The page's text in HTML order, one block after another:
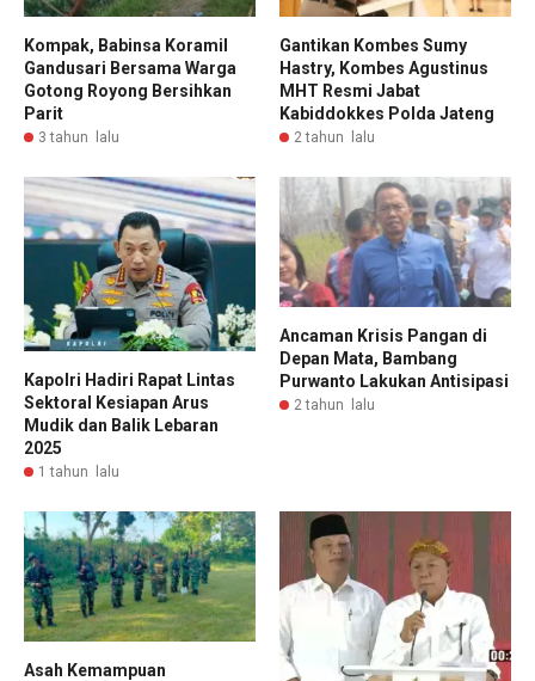
Kompak, Babinsa Koramil
Gandusari Bersama Warga
Gotong Royong Bersihkan
Parit
3 tahun lalu
Gantikan Kombes Sumy
Hastry, Kombes Agustinus
MHT Resmi Jabat
Kabiddokkes Polda Jateng
2 tahun lalu
Kapolri Hadiri Rapat Lintas
Sektoral Kesiapan Arus
Mudik dan Balik Lebaran
2025
1 tahun lalu
Ancaman Krisis Pangan di
Depan Mata, Bambang
Purwanto Lakukan Antisipasi
2 tahun lalu
Asah Kemampuan